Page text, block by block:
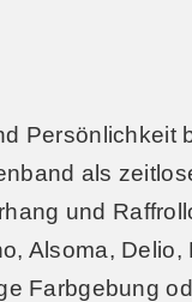
Persönlichkeit
als
und
Alsoma,
Farbgebung